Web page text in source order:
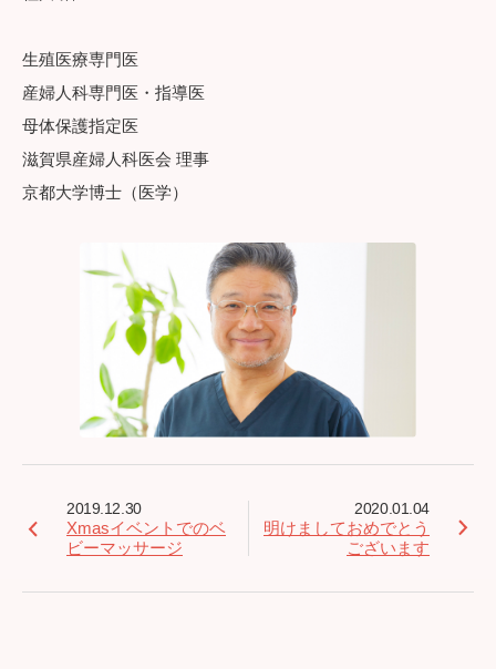
生殖医療専門医
産婦人科専門医・指導医
母体保護指定医
滋賀県産婦人科医会 理事
京都大学博士（医学）
2019.12.30
Xmasイベントでのベ
ビーマッサージ
2020.01.04
明けましておめでとう
ございます